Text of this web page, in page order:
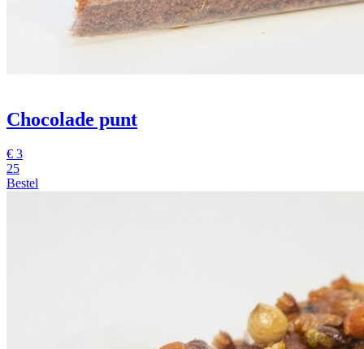
Chocolade punt
€ 3
25
Bestel